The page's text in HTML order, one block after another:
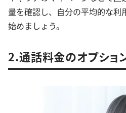
量を確認し、自分の平均的な利
始めましょう。
2.通話料金のオプショ